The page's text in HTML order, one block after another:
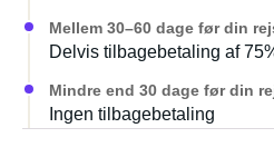
Mellem 30–60 dage før din
Delvis tilbagebetaling af
Mindre end 30 dage før din
Ingen tilbagebetaling